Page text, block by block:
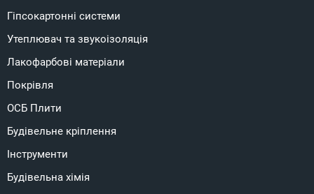
Гіпсокартонні системи
Утеплювач та звукоізоляція
Лакофарбові матеріали
Покрівля
ОСБ Плити
Будівельне кріплення
Інструменти
Будівельна хімія